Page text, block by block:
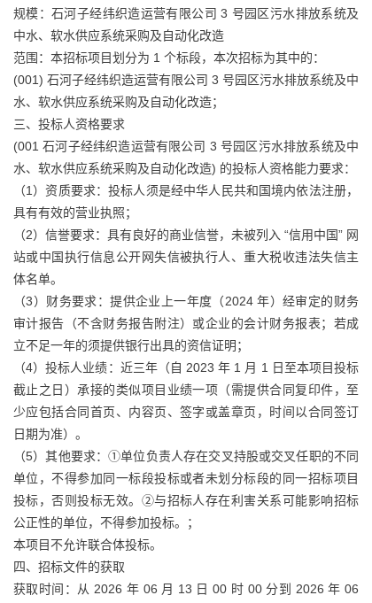
规模：石河子经纬织造运营有限公司 3 号园区污水排放系统及
中水、软水供应系统采购及自动化改造
范围：本招标项目划分为 1 个标段，本次招标为其中的：
(001) 石河子经纬织造运营有限公司 3 号园区污水排放系统及中
水、软水供应系统采购及自动化改造；
三、投标人资格要求
(001 石河子经纬织造运营有限公司 3 号园区污水排放系统及中
水、软水供应系统采购及自动化改造) 的投标人资格能力要求：
（1）资质要求：投标人须是经中华人民共和国境内依法注册，
具有有效的营业执照；
（2）信誉要求：具有良好的商业信誉，未被列入 “信用中国” 网
站或中国执行信息公开网失信被执行人、重大税收违法失信主
体名单。
（3）财务要求：提供企业上一年度（2024 年）经审定的财务
审计报告（不含财务报告附注）或企业的会计财务报表；若成
立不足一年的须提供银行出具的资信证明；
（4）投标人业绩：近三年（自 2023 年 1 月 1 日至本项目投标
截止之日）承接的类似项目业绩一项（需提供合同复印件，至
少应包括合同首页、内容页、签字或盖章页，时间以合同签订
日期为准）。
（5）其他要求：①单位负责人存在交叉持股或交叉任职的不同
单位，不得参加同一标段投标或者未划分标段的同一招标项目
投标，否则投标无效。②与招标人存在利害关系可能影响招标
公正性的单位，不得参加投标。；
本项目不允许联合体投标。
四、招标文件的获取
获取时间：从 2026 年 06 月 13 日 00 时 00 分到 2026 年 06